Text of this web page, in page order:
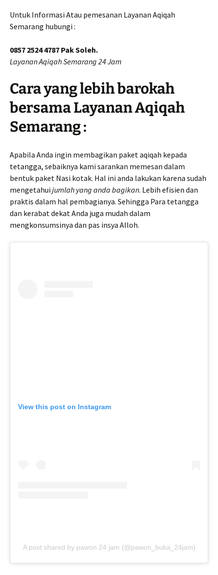
Untuk Informasi Atau pemesanan Layanan Aqiqah
Semarang hubungi :
0857 2524 4787 Pak Soleh.
Layanan Aqiqah Semarang 24 Jam
Cara yang lebih barokah
bersama Layanan Aqiqah
Semarang :
Apabila Anda ingin membagikan paket aqiqah kepada
tetangga, sebaiknya kami sarankan memesan dalam
bentuk paket Nasi kotak. Hal ini anda lakukan karena sudah
mengetahui jumlah yang anda bagikan. Lebih efisien dan
praktis dalam hal pembagianya. Sehingga Para tetangga
dan kerabat dekat Anda juga mudah dalam
mengkonsumsinya dan pas insya Alloh.
View this post on Instagram
A post shared by pawon 24 jam (@pawon_buka_24jam)